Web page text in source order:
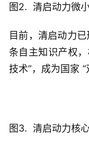
图2.  清启动力微
目前，清启动力
条自主知识产权
技术”，成为国家 “
图3.  清启动力核